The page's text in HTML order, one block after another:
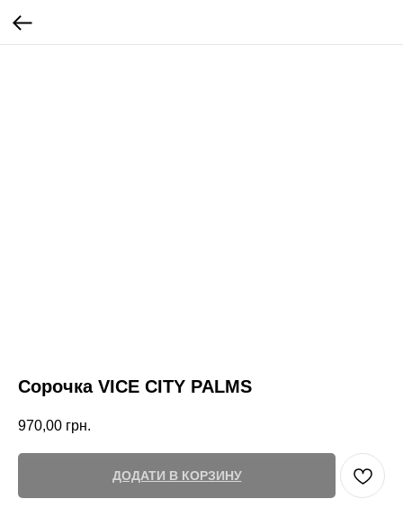
Сорочка VICE CITY PALMS
970,00 грн.
ДОДАТИ В КОРЗИНУ